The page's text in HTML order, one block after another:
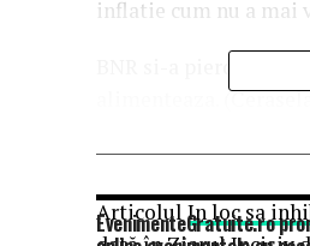
inflatie cum nu a mai
BNR si-a pierdut
alimenteaza.
Articolul In loc sa
EvenimenteGratuite.ro